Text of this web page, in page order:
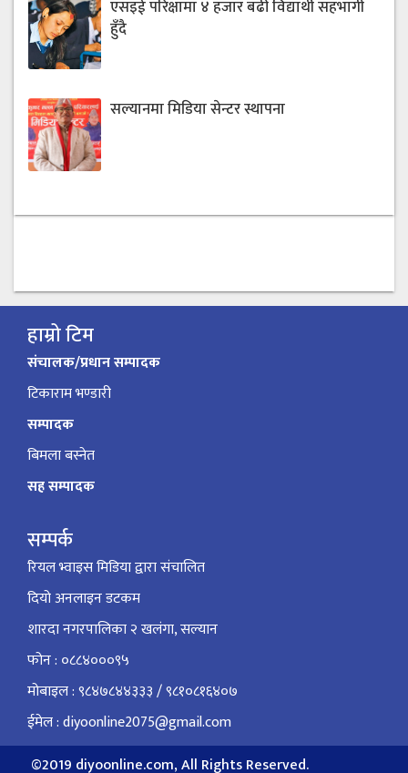
एसइई परिक्षामा ४ हजार बढी विद्यार्थी सहभागी
हुँदै
सल्यानमा मिडिया सेन्टर स्थापना
हाम्रो टिम
संचालक/प्रधान सम्पादक
टिकाराम भण्डारी
सम्पादक
बिमला बस्नेत
सह सम्पादक
सम्पर्क
रियल भ्वाइस मिडिया द्वारा संचालित
दियो अनलाइन डटकम
शारदा नगरपालिका २ खलंगा, सल्यान
फोन : ०८८४०००९५
मोबाइल : ९८४७८४४३३३ / ९८१०८१६४०७
ईमेल : diyoonline2075@gmail.com
©2019 diyoonline.com, All Rights Reserved.